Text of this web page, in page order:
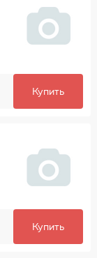
Купить
Купить